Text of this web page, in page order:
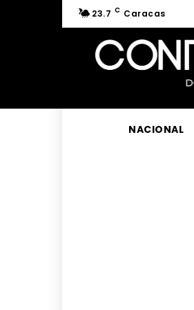
23.7 C Caracas
NACIONAL